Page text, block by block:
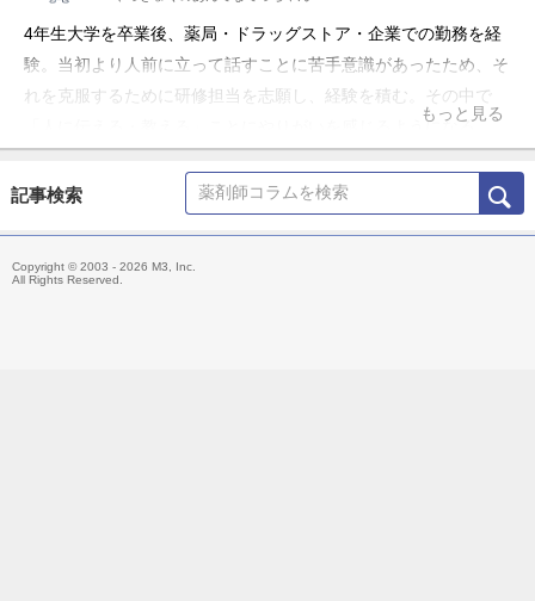
4年生大学を卒業後、薬局・ドラッグストア・企業での勤務を経
験。当初より人前に立って話すことに苦手意識があったため、そ
れを克服するために研修担当を志願し、経験を積む。その中で
「人に伝える・教える」ことにやりがいを感じるようになる。
ス、資料提供などを行っている。 「薬局のアンテナ」の名称で
YouTubeチャンネルとLINE公式アカウントを運営中。薬局に関
もっと見る
記事検索
Copyright © 2003 - 2026 M3, Inc.
All Rights Reserved.